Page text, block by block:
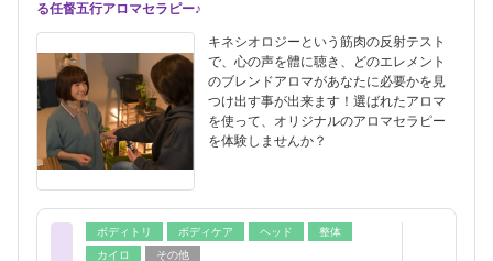
る任督五行アロマセラピー♪
キネシオロジーという筋肉の反射テスト
で、心の声を體に聴き、どのエレメント
のブレンドアロマがあなたに必要かを見
つけ出す事が出来ます！選ばれたアロマ
を使って、オリジナルのアロマセラピー
を体験しませんか？
ボディトリ ボディケア ヘッド
整体
カイロ
その他